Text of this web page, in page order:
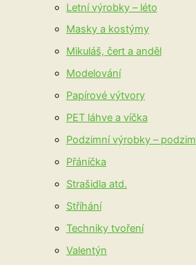
Letní výrobky – léto
Masky a kostýmy
Mikuláš, čert a anděl
Modelování
Papírové výtvory
PET láhve a víčka
Podzimní výrobky – podzim
Přáníčka
Strašidla atd.
Stříhání
Techniky tvoření
Valentýn